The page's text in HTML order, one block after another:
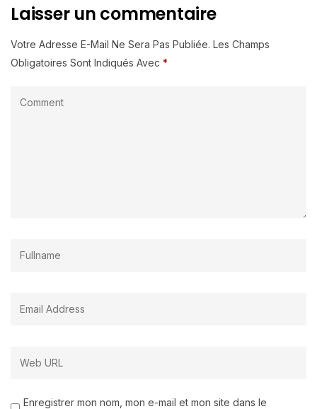
Laisser un commentaire
Votre Adresse E-Mail Ne Sera Pas Publiée. Les Champs
Obligatoires Sont Indiqués Avec *
Enregistrer mon nom, mon e-mail et mon site dans le